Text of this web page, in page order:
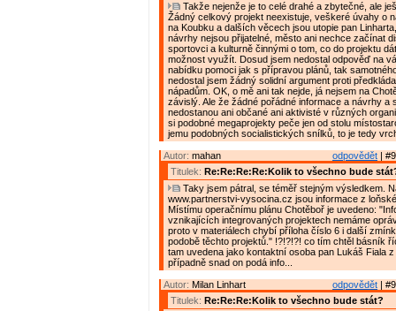
Takže nejenže je to celé drahé a zbytečné, ale
Žádný celkový projekt neexistuje, veškeré úvahy o
na Koubku a dalších věcech jsou utopie pan
návrhy nejsou přijatelné, město ani nechce začínat
sportovci a kulturně činnými o tom, co do projektu
možnost využít. Dosud jsem nedostal odpověď na
nabídku pomoci jak s přípravou plánů, tak
nedostal jsem žádný solidní argument proti
nápadům. OK, o mě ani tak nejde, já nejsem na
závislý. Ale že žádné pořádné informace a návrhy a
nedostanou ani občané ani aktivisté v různých
si podobné megaprojekty peče jen od stolu
jemu podobných socialistických snílků, to je tedy
odpovědět |
Autor: mahan
Titulek: Re:Re:Re:Re:Kolik to všechno bude
Taky jsem pátral, se téměř stejným výsledkem.
www.partnerstvi-vysocina.cz jsou informace z
Místímu operačnímu plánu Chotěboř je uvedeno:
vznikajících integrovaných projektech nemáme
proto v materiálech chybí příloha číslo 6 i další
podobě těchto projektů." !?!?!?! co tím chtěl básník
tam uvedena jako kontaktní osoba pan Lukáš Fiala
případně snad on podá info...
odpovědět |
Autor: Milan Linhart
Titulek: Re:Re:Re:Kolik to všechno bude stát?